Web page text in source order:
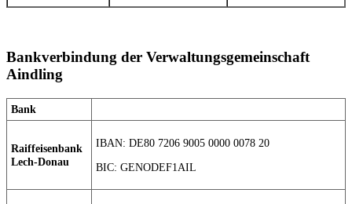
Bankverbindung der Verwaltungsgemeinschaft
Aindling
Bank
Raiffeisenbank
Lech-Donau
IBAN: DE80 7206 9005 0000 0078 20
BIC: GENODEF1AIL